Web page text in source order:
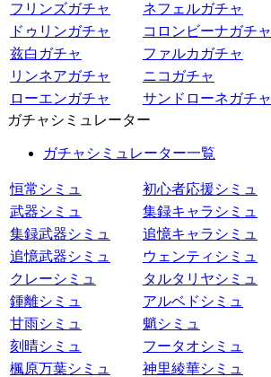
フリンズガチャ
ネフェルガチャ
ドゥリンガチャ
コロンビーナガチャ
兹白ガチャ
ファルカガチャ
リンネアガチャ
ニコガチャ
ローエンガチャ
サンドローネガチャ
ガチャシミュレーター
ガチャシミュレーター一覧
恒常シミュ
初心者応援シミュ
武器シミュ
集録キャラシミュ
集録武器シミュ
追憶キャラシミュ
追憶武器シミュ
ウェンティシミュ
クレーシミュ
タルタリヤシミュ
鍾離シミュ
アルベドシミュ
甘雨シミュ
魈シミュ
刻晴シミュ
フータオシミュ
楓原万葉シミュ
神里綾華シミュ